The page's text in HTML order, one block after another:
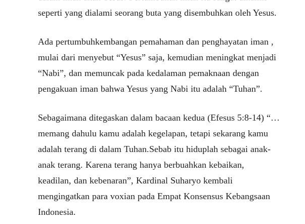
seperti yang dialami seorang buta yang disembuhkan oleh Yesus.
Ada pertumbuhkembangan pemahaman dan penghayatan iman ,
mulai dari menyebut “Yesus” saja, kemudian meningkat menjadi
“Nabi”, dan memuncak pada kedalaman pemaknaan dengan
pengakuan iman bahwa Yesus yang Nabi itu adalah “Tuhan”.
Sebagaimana ditegaskan dalam bacaan kedua (Efesus 5:8-14) “…
memang dahulu kamu adalah kegelapan, tetapi sekarang kamu
adalah terang di dalam Tuhan.Sebab itu hiduplah sebagai anak-
anak terang. Karena terang hanya berbuahkan kebaikan,
keadilan, dan kebenaran”, Kardinal Suharyo kembali
mengingatkan para voxian pada Empat Konsensus Kebangsaan
Indonesia.